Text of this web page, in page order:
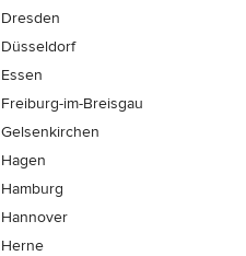
Dresden
Düsseldorf
Essen
Freiburg-im-Breisgau
Gelsenkirchen
Hagen
Hamburg
Hannover
Herne